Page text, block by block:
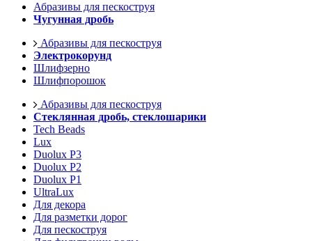
Абразивы для пескоструя
Чугунная дробь
Абразивы для пескоструя
Электрокорунд
Шлифзерно
Шлифпорошок
Абразивы для пескоструя
Стеклянная дробь, стеклошарики
Tech Beads
Lux
Duolux P3
Duolux P2
Duolux P1
UltraLux
Для декора
Для разметки дорог
Для пескоструя